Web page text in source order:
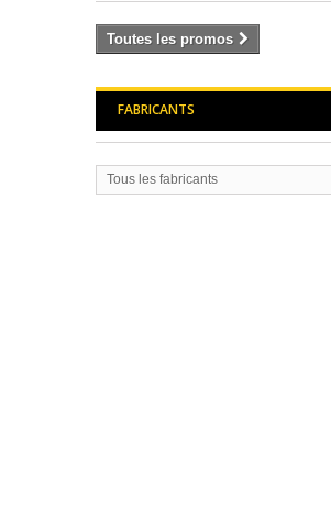
Toutes les promos
FABRICANTS
Tous les fabricants